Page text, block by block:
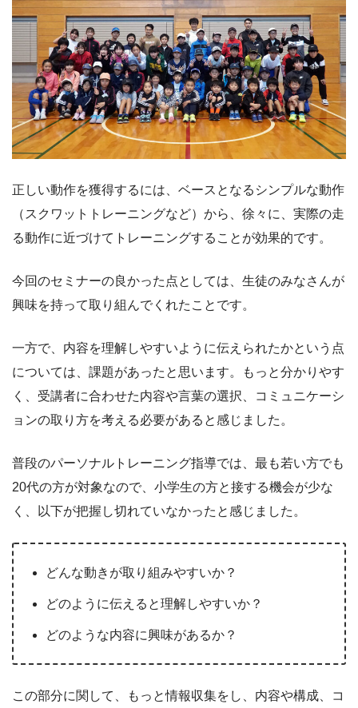
正しい動作を獲得するには、ベースとなるシンプルな動作
（スクワットトレーニングなど）から、徐々に、実際の走
る動作に近づけてトレーニングすることが効果的です。
今回のセミナーの良かった点としては、生徒のみなさんが
興味を持って取り組んでくれたことです。
一方で、内容を理解しやすいように伝えられたかという点
については、課題があったと思います。もっと分かりやす
く、受講者に合わせた内容や言葉の選択、コミュニケーシ
ョンの取り方を考える必要があると感じました。
普段のパーソナルトレーニング指導では、最も若い方でも
20代の方が対象なので、小学生の方と接する機会が少な
く、以下が把握し切れていなかったと感じました。
どんな動きが取り組みやすいか？
どのように伝えると理解しやすいか？
どのような内容に興味があるか？
この部分に関して、もっと情報収集をし、内容や構成、コ